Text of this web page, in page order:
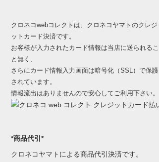
クロネコwebコレクトは、クロネコヤマトのクレジ
ットカード決済です。
お客様が入力されたカード情報は当店に送られるこ
と無く、
さらにカード情報入力画面は暗号化（SSL）で保護
されています。
情報流出はありませんので安心してご利用下さい。
*商品代引*
クロネコヤマトによる商品代引決済です。